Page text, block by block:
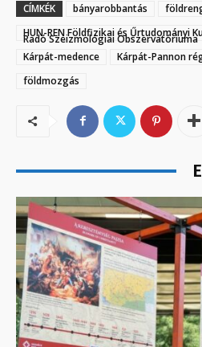
CÍMKÉK bányarobbantás
HUN-REN Földfizikai és Űrtudományi
Radó Szeizmológiai Obszervatóriuma
Kárpát-medence
Kárpát-Pannon
földmozgás